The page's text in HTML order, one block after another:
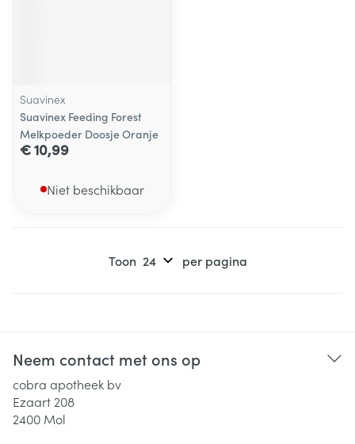
Suavinex
Suavinex Feeding Forest
Melkpoeder Doosje Oranje
€ 10,99
Niet beschikbaar
Toon per pagina
Neem contact met ons op
cobra apotheek bv
Ezaart 208
2400 Mol